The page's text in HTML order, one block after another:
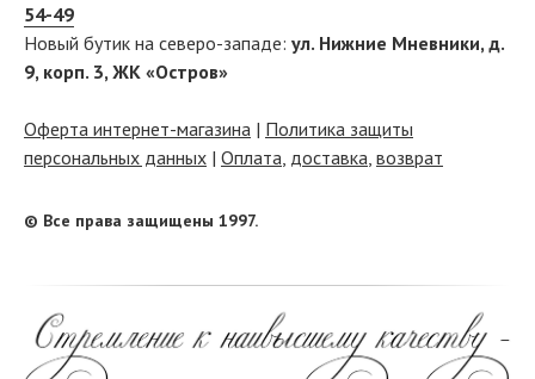
54-49
Новый бутик на северо-западе: ул. Нижние Мневники, д.
9, корп. 3, ЖК «Остров»
Оферта интернет-магазина | Политика защиты
персональных данных | Оплата, доставка, возврат
© Все права защищены 1997.